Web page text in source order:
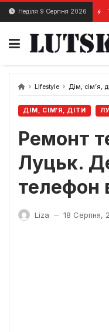
Skip
content
Неділя 9 Серпня 2026
28 Лютого, 2024 Історія
Lifestyle Дім, сім’я,
ДІМ, СІМ’Я, ДІТИ
Ремонт
Луцьк.
телефон
Liza — 18 Серпня,